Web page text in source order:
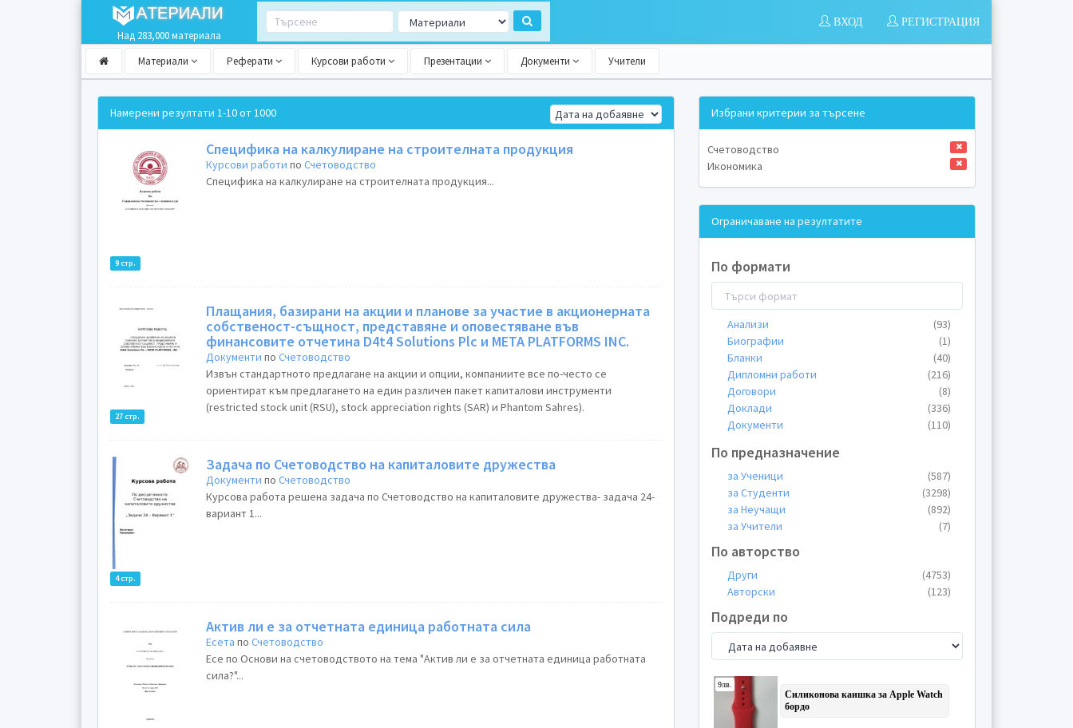
Над 283,000 материала
РЕГИСТРАЦИЯ
ВХОД
Материали Реферати Курсови работи Презентации Документи Учители
Намерени резултати 1-10 от 1000
9 стр.
Специфика на калкулиране на строителната продукция
Курсови работи поСчетоводство
Специфика на калкулиране на строителната продукция...
27 стр.
Плащания, базирани на акции и планове за участие в акционерната
собственост-същност, представяне и оповестяване във
финансовите отчетина D4t4 Solutions Plc и META PLATFORMS INC.
Документи поСчетоводство
Извън стандартното предлагане на акции и опции, компаниите все по-често се
ориентират към предлагането на един различен пакет капиталови инструменти
(restricted stock unit (RSU), stock appreciation rights (SAR) и Phantom Sahres).
4 стр.
Задача по Счетоводство на капиталовите дружества
Документи поСчетоводство
Курсова работа решена задача по Счетоводство на капиталовите дружества- задача 24-
вариант 1...
Актив ли е за отчетната единица работната сила
Есета поСчетоводство
Есе по Основи на счетоводството на тема "Актив ли е за отчетната единица работната
сила?"...
Избрани критерии за търсене
Счетоводство
Икономика
Ограничаване на резултатите
По формати
Анализи
(93)
Биографии
(1)
Бланки
(40)
Дипломни работи
(216)
Договори
(8)
Доклади
(336)
Документи
(110)
Есета
Заявления
(10)
Казуси
(149)
Конспекти
(14)
Курсови работи
(1012)
Общи материали
Пищови
(148)
Планове
(13)
Проекти
Протоколи
Реферати
(206)
Съчинения разсъждения
Теми
(714)
Тестове
По предназначение
за Ученици
(587)
за Студенти
(3298)
за Неучащи
(892)
за Учители
(7)
По авторство
Други
(4753)
Авторски
(123)
Подреди по